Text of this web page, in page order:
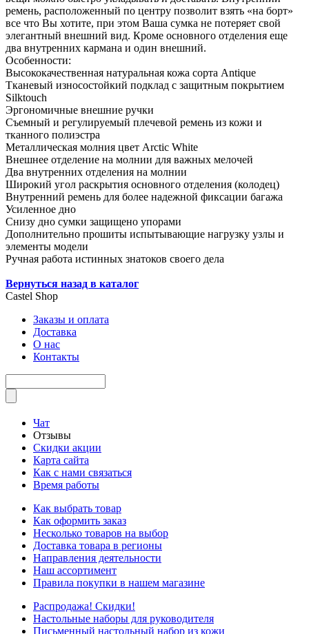
ремень, расположенный по центру позволит взять «на борт»
все что Вы хотите, при этом Ваша сумка не потеряет свой
элегантный внешний вид. Кроме основного отделения еще
два внутренних кармана и один внешний.
Особенности:
Высококачественная натуральная кожа сорта Antique
Тканевый износостойкий подклад с защитным покрытием
Silktouch
Эргономичные внешние ручки
Съемный и регулируемый плечевой ремень из кожи и
тканного полиэстра
Металлическая молния цвет Arctic White
Внешнее отделение на молнии для важных мелочей
Два внутренних отделения на молнии
Широкий угол раскрытия основного отделения (колодец)
Внутренний ремень для более надежной фиксации багажа
Усиленное дно
Снизу дно сумки защищено упорами
Дополнительно прошиты испытывающие нагрузку узлы и
элементы модели
Ручная работа истинных знатоков своего дела
Вернуться назад в каталог
Castel Shop
Заказы и оплата
Доставка
О нас
Контакты
Чат
Отзывы
Скидки акции
Карта сайта
Как с нами связаться
Время работы
Как выбрать товар
Как оформить заказ
Несколько товаров на выбор
Доставка товара в регионы
Направления деятельности
Наш ассортимент
Правила покупки в нашем магазине
Распродажа! Скидки!
Настольные наборы для руководителя
Письменный настольный набор из кожи